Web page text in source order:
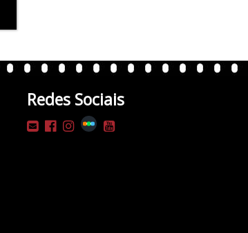
Redes Sociais